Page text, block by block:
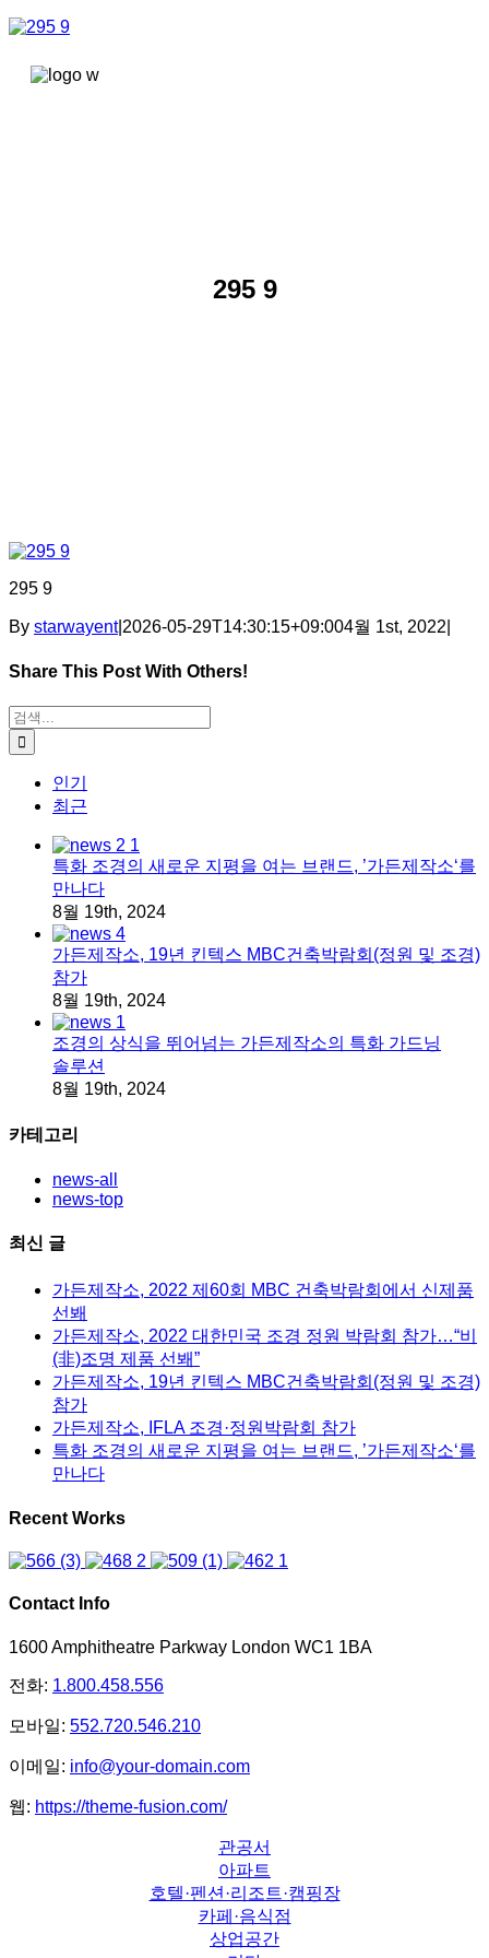
콘텐츠로
295 9
295 9
By starwayent| 2026-05-29T14:30:15+09:004월 1st, 2022
Share This Post With Others!
Facebook
X
Tumblr
Pinterest
이메일
검색:
인기
최근
특화 조경의 새로운 지평을 여는 브랜드, ’가든제작소‘를
만나다
8월 19th, 2024
가든제작소, 19년 킨텍스 MBC건축박람회(정원 및 조경)
참가
8월 19th, 2024
조경의 상식을 뛰어넘는 가든제작소의 특화 가드닝
솔루션
8월 19th, 2024
카테고리
news-all
news-top
최신 글
가든제작소, 2022 제60회 MBC 건축박람회에서 신제품
선봬
가든제작소, 2022 대한민국 조경 정원 박람회 참가…“비
(非)조명 제품 선봬”
가든제작소, 19년 킨텍스 MBC건축박람회(정원 및 조경)
참가
가든제작소, IFLA 조경·정원박람회 참가
특화 조경의 새로운 지평을 여는 브랜드, ’가든제작소‘를
만나다
Recent Works
Contact Info
1600 Amphitheatre Parkway London WC1 1BA
전화: 1.800.458.556
모바일: 552.720.546.210
이메일: info@your-domain.com
웹: https://theme-fusion.com/
관공서
아파트
호텔·펜션·리조트·캠핑장
카페·음식점
상업공간